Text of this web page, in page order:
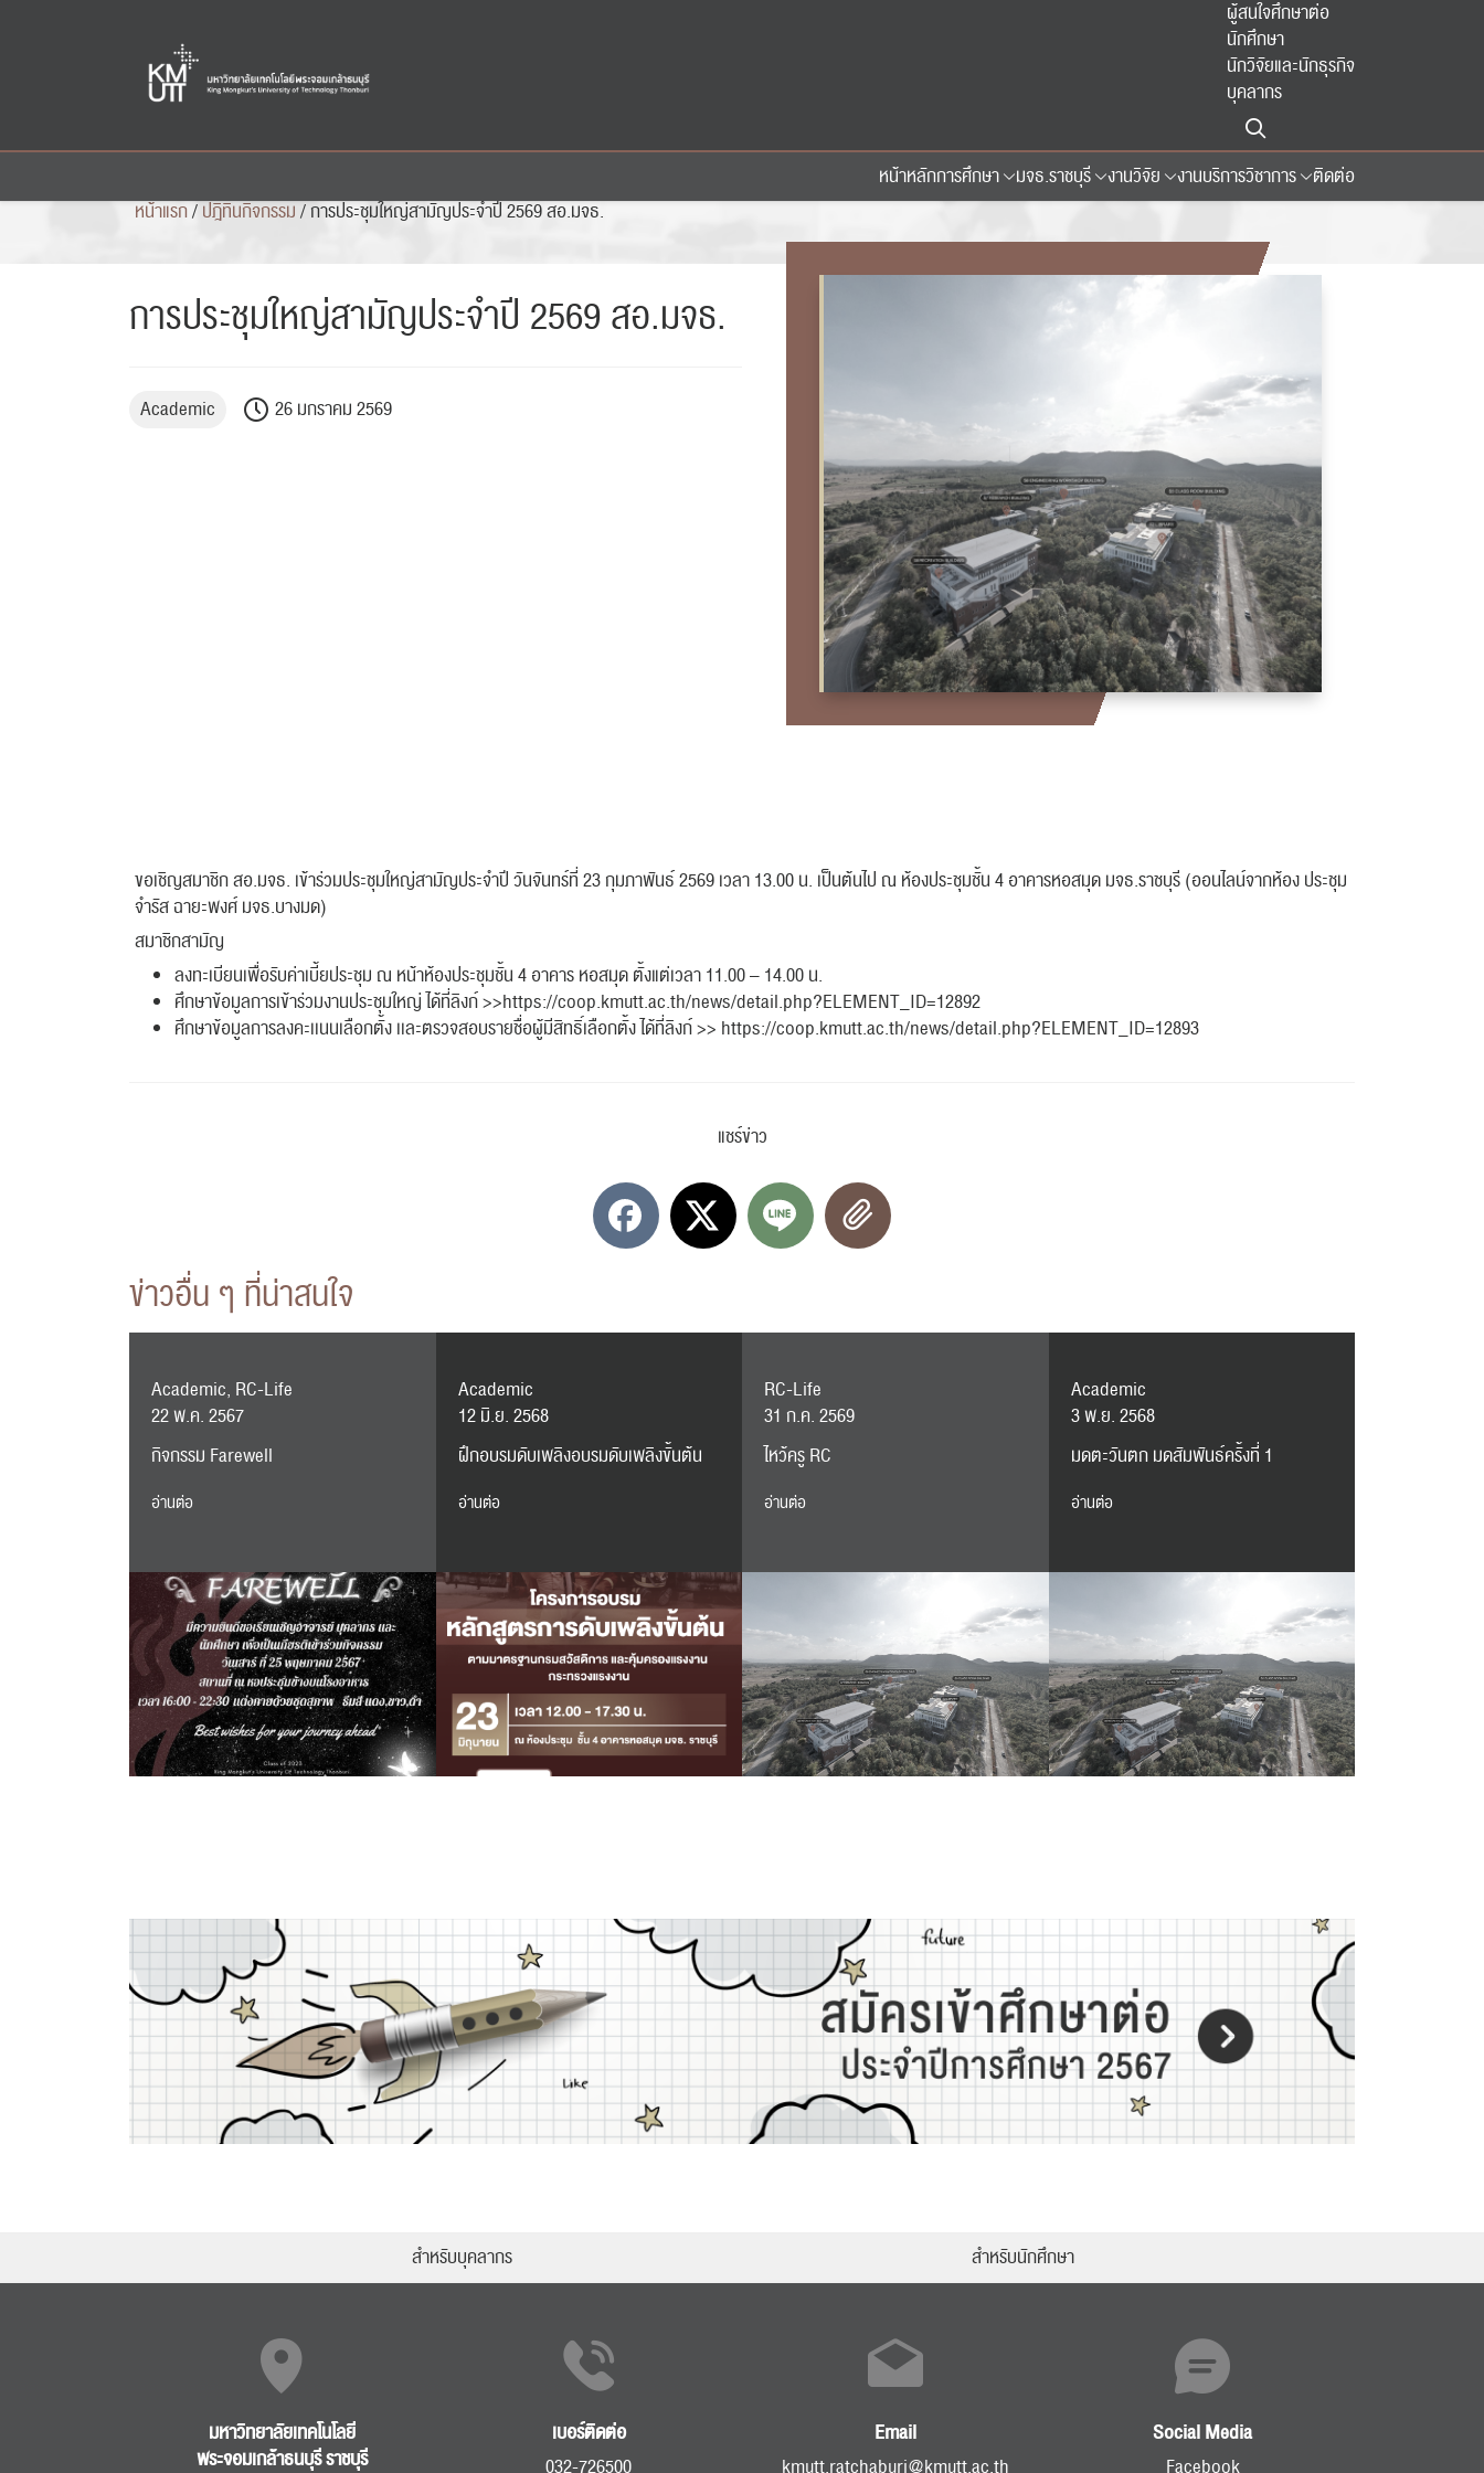
ผู้สนใจศึกษาต่อ
นักศึกษา
นักวิจัยและนักธุรกิจ
บุคลากร
หน้าหลักการศึกษา มจธ.ราชบุรี งานวิจัย งานบริการวิชาการ ติดต่อ
สำหรับ:
หน้าแรก/ปฎิทินกิจกรรม/การประชุมใหญ่สามัญประจำปี 2569 สอ.มจธ.
การประชุมใหญ่สามัญประจำปี 2569 สอ.มจธ.
Academic 26 มกราคม 2569
ขอเชิญสมาชิก สอ.มจธ. เข้าร่วมประชุมใหญ่สามัญประจำปี วันจันทร์ที่ 23 กุมภาพันธ์ 2569 เวลา 13.00 น. เป็นต้นไป ณ ห้องประชุมชั้น 4 อาคารหอสมุด มจธ.ราชบุรี (ออนไลน์จากห้อง ประชุม
จำรัส ฉายะพงศ์ มจธ.บางมด)
สมาชิกสามัญ
ลงทะเบียนเพื่อรับค่าเบี้ยประชุม ณ หน้าห้องประชุมชั้น 4 อาคาร หอสมุด ตั้งแต่เวลา 11.00 – 14.00 น.
ศึกษาข้อมูลการเข้าร่วมงานประชุมใหญ่ ได้ที่ลิงก์ >>https://coop.kmutt.ac.th/news/detail.php?ELEMENT_ID=12892
ศึกษาข้อมูลการลงคะเเนนเลือกตั้ง เเละตรวจสอบรายชื่อผู้มีสิทธิ์เลือกตั้ง ได้ที่ลิงก์ >> https://coop.kmutt.ac.th/news/detail.php?ELEMENT_ID=12893
แชร์ข่าว
ข่าวอื่น ๆ ที่น่าสนใจ
Academic, RC-Life
22 พ.ค. 2567
กิจกรรม Farewell
อ่านต่อ
Academic
12 มิ.ย. 2568
ฝึกอบรมดับเพลิงอบรมดับเพลิงขั้นต้น
อ่านต่อ
RC-Life
31 ก.ค. 2569
ไหว้ครู RC
อ่านต่อ
Academic
3 พ.ย. 2568
มดตะวันตก มดสัมพันธ์ครั้งที่ 1
อ่านต่อ
สำหรับบุคลากร สำหรับนักศึกษา
มหาวิทยาลัยเทคโนโลยี
พระจอมเกล้าธนบุรี ราชบุรี
เบอร์ติดต่อ
Email
Social Media
RC Activity
ส่งข่าวประชาสัมพันธ์
ส่งข่าวประชาสัมพันธ์